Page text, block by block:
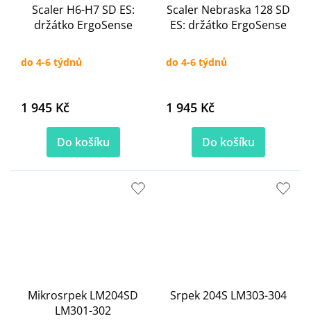
Scaler H6-H7 SD ES:
držátko ErgoSense
do 4-6 týdnů
1 945 Kč
Do košíku
Scaler Nebraska 128 SD
ES: držátko ErgoSense
do 4-6 týdnů
1 945 Kč
Do košíku
Mikrosrpek LM204SD
LM301-302
Srpek 204S LM303-304